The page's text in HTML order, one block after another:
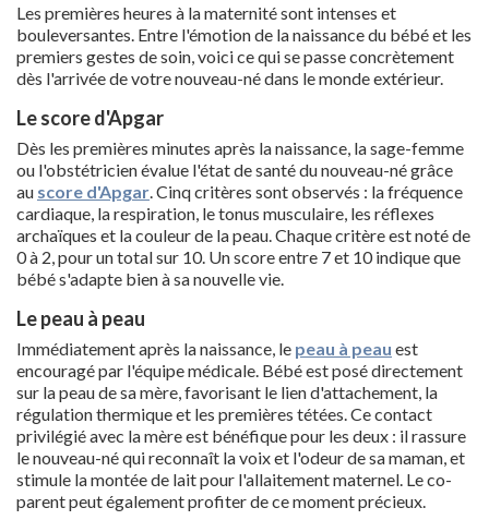
Les premières heures à la maternité sont intenses et
bouleversantes. Entre l'émotion de la naissance du bébé et les
premiers gestes de soin, voici ce qui se passe concrètement
dès l'arrivée de votre nouveau-né dans le monde extérieur.
Le score d'Apgar
Dès les premières minutes après la naissance, la sage-femme
ou l'obstétricien évalue l'état de santé du nouveau-né grâce
au score d'Apgar . Cinq critères sont observés : la fréquence
cardiaque, la respiration, le tonus musculaire, les réflexes
archaïques et la couleur de la peau. Chaque critère est noté de
0 à 2, pour un total sur 10. Un score entre 7 et 10 indique que
bébé s'adapte bien à sa nouvelle vie.
Le peau à peau
Immédiatement après la naissance, le peau à peau est
encouragé par l'équipe médicale. Bébé est posé directement
sur la peau de sa mère, favorisant le lien d'attachement, la
régulation thermique et les premières tétées. Ce contact
privilégié avec la mère est bénéfique pour les deux : il rassure
le nouveau-né qui reconnaît la voix et l'odeur de sa maman, et
stimule la montée de lait pour l'allaitement maternel. Le co-
parent peut également profiter de ce moment précieux.